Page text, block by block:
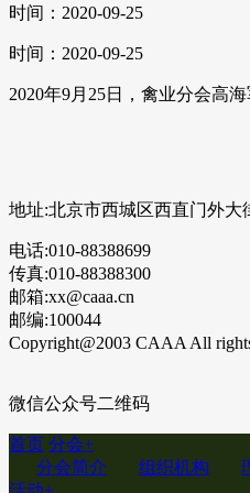
时间：2020-09-25
时间：2020-09-25
2020年9月25日，禽业分会高
地址:北京市西城区西直门外大
电话:010-88388699
传真:010-88388300
邮箱:xx@caaa.cn
邮编:100044
Copyright@2003 CAAA All
微信公众号二维码
首页 分会+
分会简介
组织机构